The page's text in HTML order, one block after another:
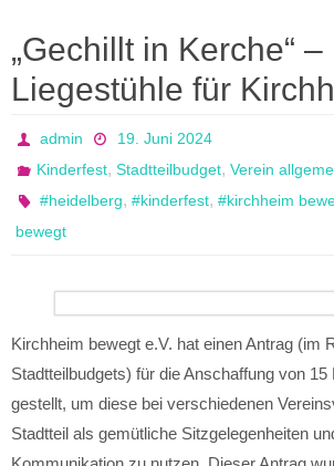
„Gechillt in Kerche“ –
Liegestühle für
admin
19. Juni 2024
Kinderfest,Stadtteilbudget,Verein
#heidelberg,#kinderfest,#kirchheim
bewegt
Kirchheim bewegt e.V. hat einen Antrag (im
Stadtteilbudgets) für die Anschaffung von
gestellt, um diese bei verschiedenen
Stadtteil als gemütliche Sitzgelegenheiten